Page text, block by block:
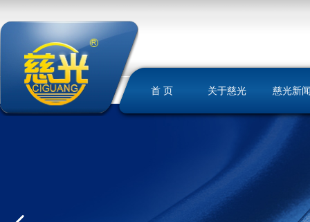
首 页 关于慈光
文化理念
我们的优势
慈光新